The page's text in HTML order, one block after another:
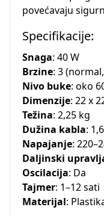
povećavaju
Specifikacije:
Snaga: 40 W
Brzine: 3
Nivo buke: oko
Dimenzije: 22 x
Težina: 2,25 kg
Dužina kabla:
Napajanje:
Daljinski
Oscilacija: Da
Tajmer: 1–12 sati
Materijal: